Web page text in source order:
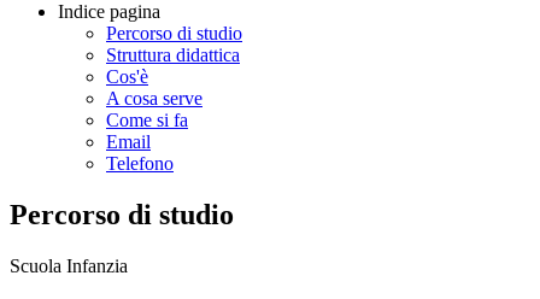
Indice pagina
Percorso di studio
Struttura didattica
Cos'è
A cosa serve
Come si fa
Email
Telefono
Percorso di studio
Scuola Infanzia